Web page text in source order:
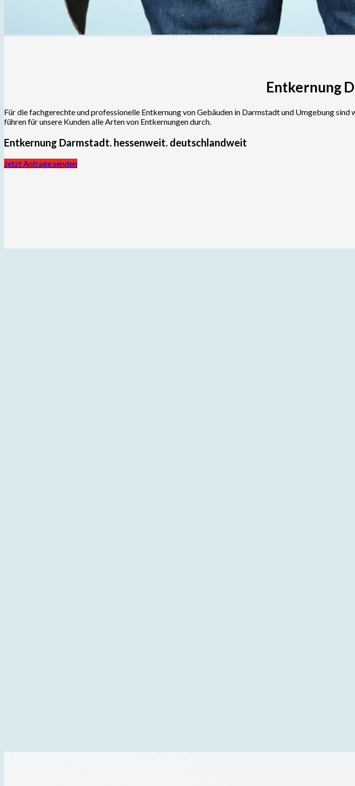
Entkernung
Für die fachgerechte und professionelle Entkernung von Gebäuden in Darmstadt und Umgebung
führen für unsere Kunden alle Arten von Entkernungen durch.
Entkernung Darmstadt. hessenweit. deutschlandweit
Jetzt Anfrage senden